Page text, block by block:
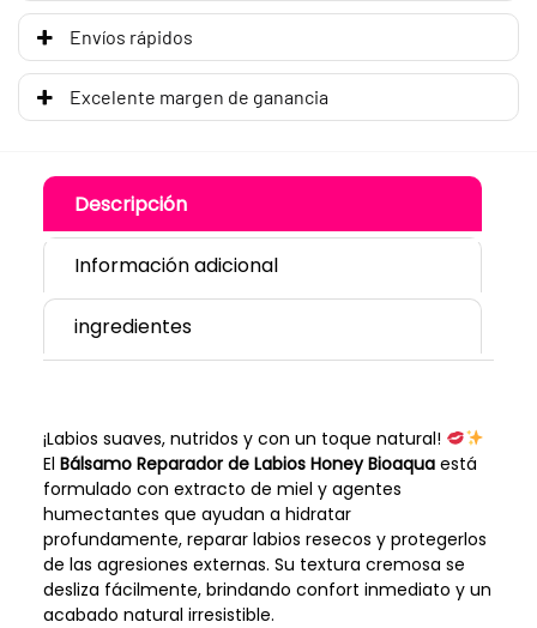
Envíos rápidos
Excelente margen de ganancia
Descripción
Información adicional
ingredientes
¡Labios suaves, nutridos y con un toque natural!
El Bálsamo Reparador de Labios Honey Bioaquaestá
formulado con extracto de miel y agentes
humectantes que ayudan a hidratar
profundamente, reparar labios resecos y protegerlos
de las agresiones externas. Su textura cremosa se
desliza fácilmente, brindando confort inmediato y un
acabado natural irresistible.